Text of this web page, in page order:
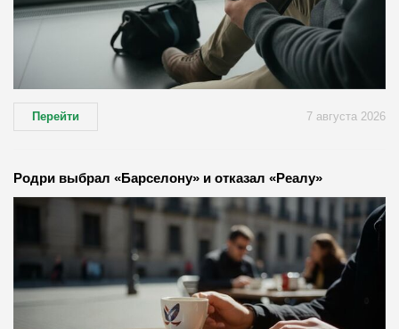
Перейти 7 августа 2026
Родри выбрал «Барселону» и отказал «Реалу»